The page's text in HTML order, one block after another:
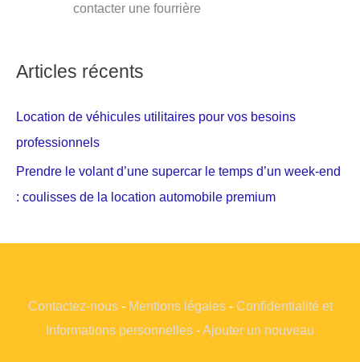
contacter une fourrière
Articles récents
Location de véhicules utilitaires pour vos besoins
professionnels
Prendre le volant d’une supercar le temps d’un week-end
: coulisses de la location automobile premium
Contactez-nous- Mentions légales- Confidentialité et
Informations personnelles -Ajouter un nouveau